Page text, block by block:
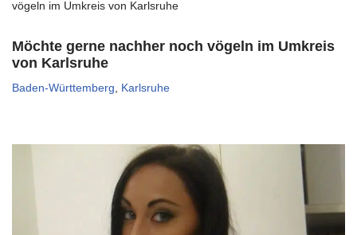
vögeln im Umkreis von Karlsruhe
Möchte gerne nachher noch vögeln im Umkreis
von Karlsruhe
Baden-Württemberg, Karlsruhe